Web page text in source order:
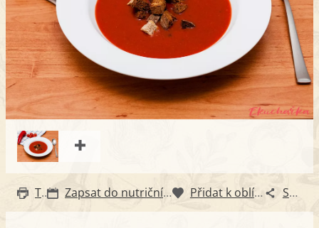
Tisk Zapsat do nutričního diáře Přidat k oblíbeným Sdílet